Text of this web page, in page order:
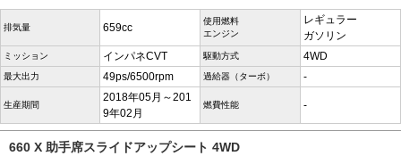
排気量 659cc
使用燃料
エンジン
レギュラー
ガソリン
ミッション インパネCVT 駆動方式 4WD
最大出力 49ps/6500rpm 過給器（ターボ） -
生産期間
2018年05月～201
9年02月
燃費性能 -
660 X 助手席スライドアップシート 4WD